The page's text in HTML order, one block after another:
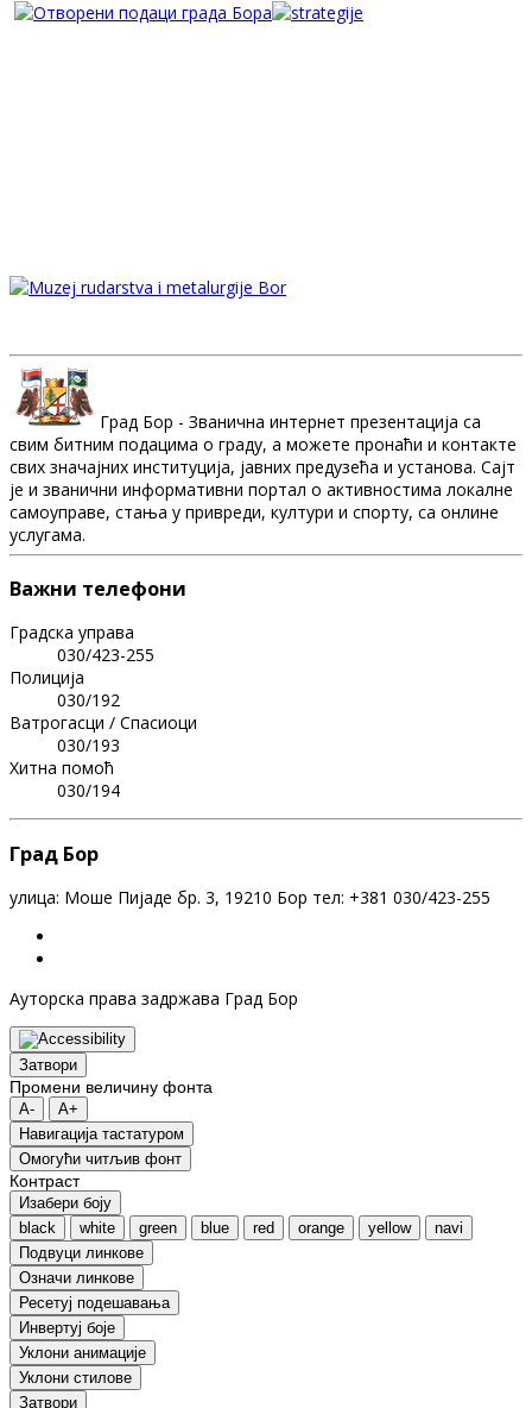
Град Бор - Званична интернет презентација са
свим битним подацима о граду, а можете пронаћи и контакте
свих значајних институција, јавних предузећа и установа. Сајт
је и званични информативни портал о активностима локалне
самоуправе, стања у привреди, култури и спорту, са онлине
услугама.
Важни телефони
Градска управа
030/423-255
Полиција
030/192
Ватрогасци / Спасиоци
030/193
Хитна помоћ
030/194
Град Бор
улица: Моше Пијаде бр. 3, 19210 Бор тел: +381 030/423-255
Ауторска права задржава Град Бор
Затвори
Промени величину фонта
A-
A+
Навигација тастатуром
Oмогући читљив фонт
Контраст
Изабери боју
black
white green blue red orange yellow
navi
Подвуци линкове
Означи линкове
Ресетуј подешавања
Инвертуј боје
Уклони анимације
Уклони стилове
Затвори